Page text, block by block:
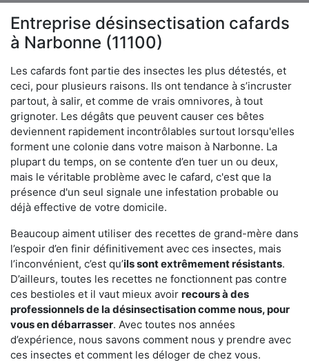
Entreprise désinsectisation cafards
à Narbonne (11100)
Les cafards font partie des insectes les plus détestés, et
ceci, pour plusieurs raisons. Ils ont tendance à s’incruster
partout, à salir, et comme de vrais omnivores, à tout
grignoter. Les dégâts que peuvent causer ces bêtes
deviennent rapidement incontrôlables surtout lorsqu'elles
forment une colonie dans votre maison à Narbonne. La
plupart du temps, on se contente d’en tuer un ou deux,
mais le véritable problème avec le cafard, c'est que la
présence d'un seul signale une infestation probable ou
déjà effective de votre domicile.
Beaucoup aiment utiliser des recettes de grand-mère dans
l’espoir d’en finir définitivement avec ces insectes, mais
l’inconvénient, c’est qu’ils sont extrêmement résistants.
D’ailleurs, toutes les recettes ne fonctionnent pas contre
ces bestioles et il vaut mieux avoir recours à des
professionnels de la désinsectisation comme nous, pour
vous en débarrasser. Avec toutes nos années
d’expérience, nous savons comment nous y prendre avec
ces insectes et comment les déloger de chez vous.